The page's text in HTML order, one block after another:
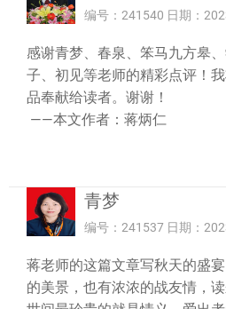
编号：241540 日期：
感谢青梦、春泉、笨马九方皋
子、初见等老师的精彩点评！
品奉献给读者。谢谢！
——本文作者：蒋炳仁
青梦
编号：241537 日期：
蒋老师的这篇文章写秋天的盛
的美景，也有浓浓的战友情，